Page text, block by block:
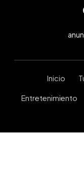
Inicio
Entretenimiento